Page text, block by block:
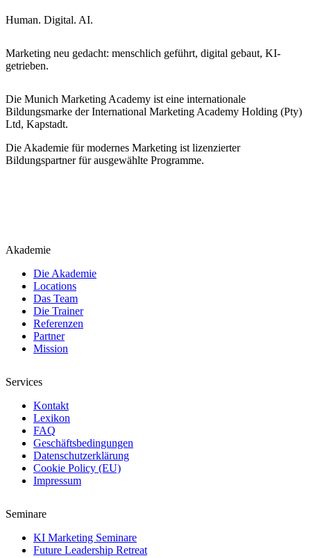
Human. Digital. AI.
Marketing neu gedacht: menschlich geführt, digital gebaut, KI-
getrieben.
Die Munich Marketing Academy ist eine internationale
Bildungsmarke der International Marketing Academy Holding (Pty)
Ltd, Kapstadt.
Die Akademie für modernes Marketing ist lizenzierter
Bildungspartner für ausgewählte Programme.
Akademie
Die Akademie
Locations
Das Team
Die Trainer
Referenzen
Partner
Mission
Services
Kontakt
Lexikon
FAQ
Geschäftsbedingungen
Datenschutzerklärung
Cookie Policy (EU)
Impressum
Seminare
KI Marketing Seminare
Future Leadership Retreat